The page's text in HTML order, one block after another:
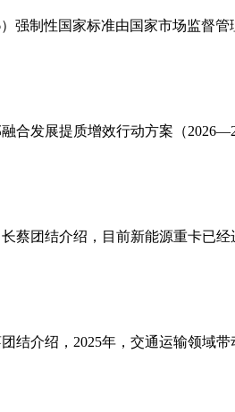
强制性国家标准由国家市场监督
合发展提质增效行动方案（
蔡团结介绍，目前新能源重卡已
结介绍，2025年，交通运输领域